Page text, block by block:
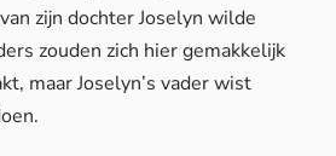
zijn dochter Joselyn wilde
zouden zich hier gemakkelijk
maar Joselyn’s vader wist